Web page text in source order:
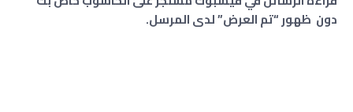
دون ظهور “تم العرض” لدى المرسل.